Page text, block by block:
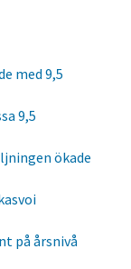
med 9,5
9,5
ökade
på årsnivå